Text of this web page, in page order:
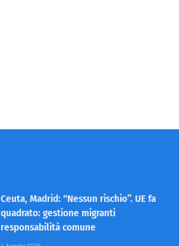
Ceuta, Madrid: “Nessun rischio”. UE fa
quadrato: gestione migranti
responsabilità comune